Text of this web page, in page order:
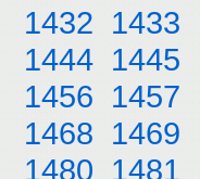
1432 1433
1444 1445
1456 1457
1468 1469
1480 1481